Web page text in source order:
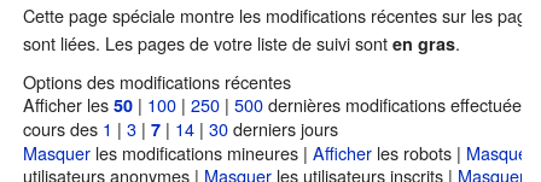
Cette page spéciale montre les modifications récentes sur les
sont liées. Les pages de votre liste de suivi sont en gras.
Options des modifications récentes
Afficher les 50 | 100 | 250 | 500dernières modifications effectuées
cours des 1 | 3 | 7 | 14 | 30derniers jours
Masquer les modifications mineures | Afficher les robots | Masquer
utilisateurs anonymes | Masquer les utilisateurs inscrits | Masquer